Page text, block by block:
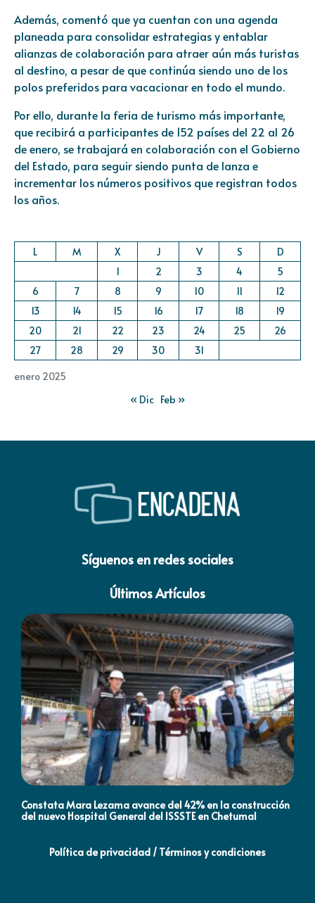
Además, comentó que ya cuentan con una agenda
planeada para consolidar estrategias y entablar
alianzas de colaboración para atraer aún más turistas
al destino, a pesar de que continúa siendo uno de los
polos preferidos para vacacionar en todo el mundo.
Por ello, durante la feria de turismo más importante,
que recibirá a participantes de 152 países del 22 al 26
de enero, se trabajará en colaboración con el Gobierno
del Estado, para seguir siendo punta de lanza e
incrementar los números positivos que registran todos
los años.
enero 2025
L M X J V S
D
1
2 3 4
5
6
7 8 9 10 11
12
13
14 15 16 17 18
19
20
21 22 23 24 25
26
27
28 29 30 31
« Dic Feb »
Síguenos en redes sociales
Últimos Artículos
Constata Mara Lezama avance del 42% en la construcción
del nuevo Hospital General del ISSSTE en Chetumal
Política de privacidad / Términos y condiciones